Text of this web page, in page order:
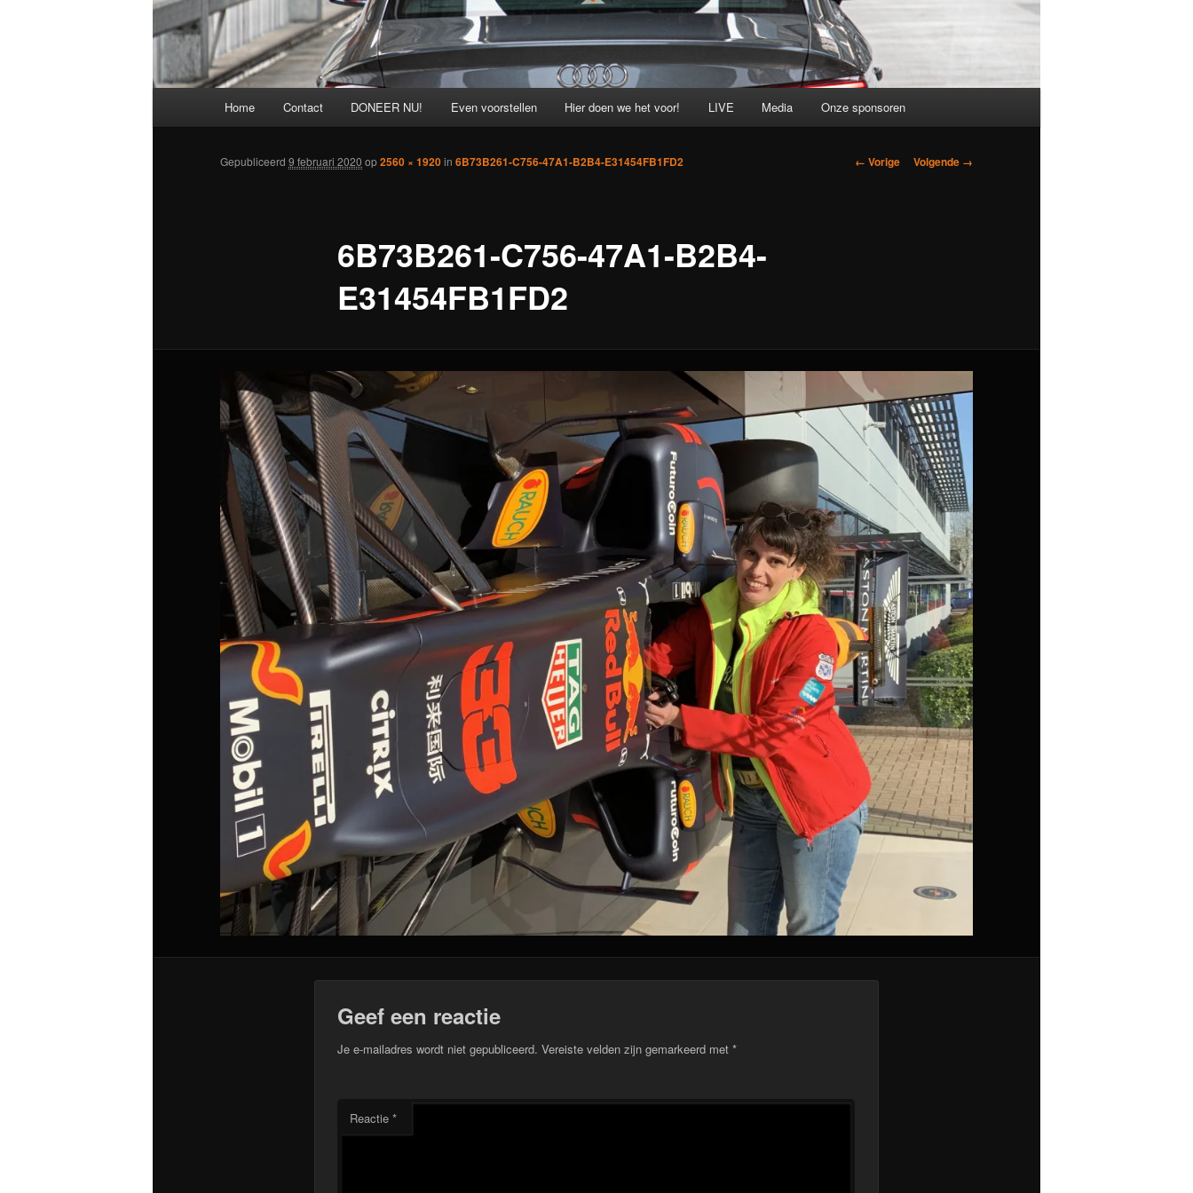
Home Contact DONEER NU! Even voorstellen Hier doen we het voor! LIVE Media Onze sponsoren
Afbeeldingsnavigatie
← Vorige Volgende →
6B73B261-C756-47A1-B2B4-
E31454FB1FD2
Gepubliceerd 9 februari 2020 op2560 × 1920in 6B73B261-C756-47A1-B2B4-E31454FB1FD2
Geef een reactie
Je e-mailadres wordt niet gepubliceerd. Vereiste velden zijn gemarkeerd met *
Reactie *